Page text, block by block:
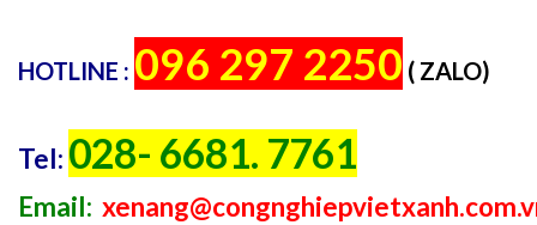
HOTLINE : 096 297 2250 ( ZALO)
Tel: 028- 6681. 7761
Email: